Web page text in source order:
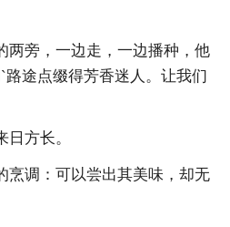
两旁，一边走，一边播种，他
途点缀得芳香迷人。让我们
方长。
烹调：可以尝出其美味，却无